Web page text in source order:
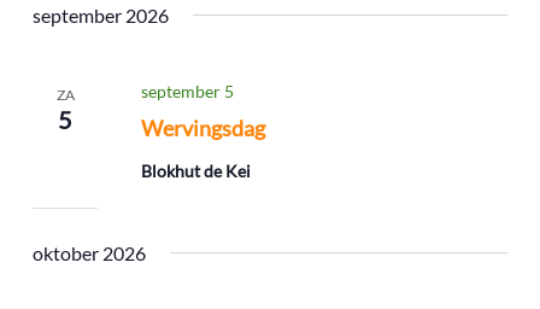
september 2026
ZA
5 Wervingsdag
september 5
Blokhut de Kei
oktober 2026